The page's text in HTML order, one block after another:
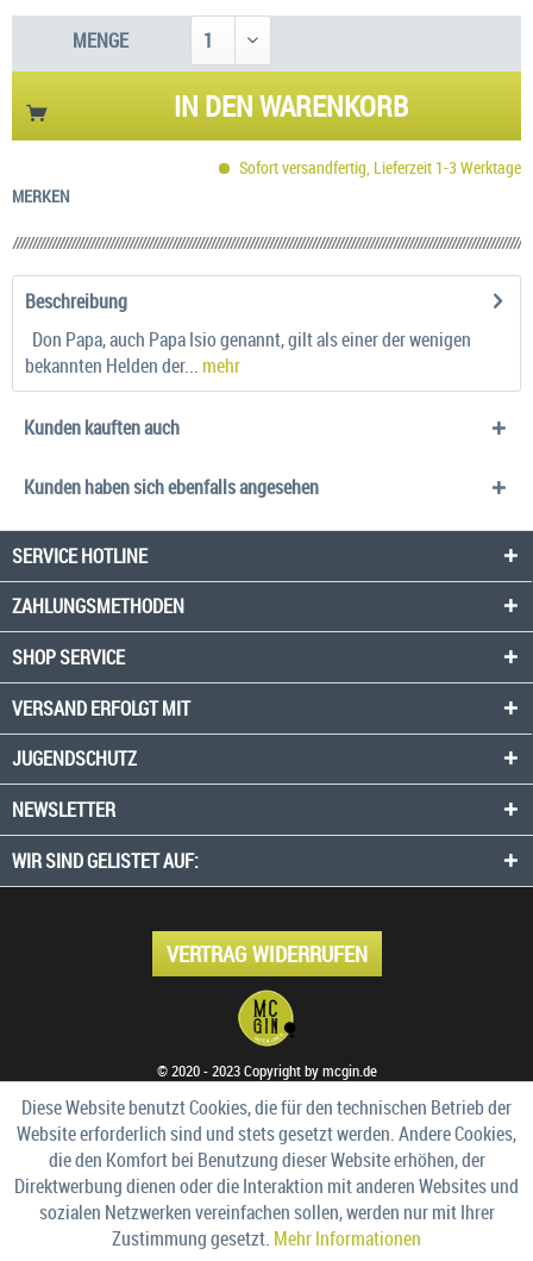
MENGE
IN DENWARENKORB
Sofort versandfertig, Lieferzeit 1-3 Werktage
MERKEN
Beschreibung
Don Papa, auch Papa Isio genannt, gilt als einer der wenigen
bekannten Helden der... mehr
Kunden kauften auch
Kunden haben sich ebenfalls angesehen
SERVICE HOTLINE
ZAHLUNGSMETHODEN
SHOP SERVICE
VERSAND ERFOLGT MIT
JUGENDSCHUTZ
NEWSLETTER
WIR SIND GELISTET AUF:
VERTRAG WIDERRUFEN
© 2020 - 2023 Copyright by mcgin.de
Diese Website benutzt Cookies, die für den technischen Betrieb der
Website erforderlich sind und stets gesetzt werden. Andere Cookies,
die den Komfort bei Benutzung dieser Website erhöhen, der
Direktwerbung dienen oder die Interaktion mit anderen Websites und
sozialen Netzwerken vereinfachen sollen, werden nur mit Ihrer
Zustimmung gesetzt. Mehr Informationen